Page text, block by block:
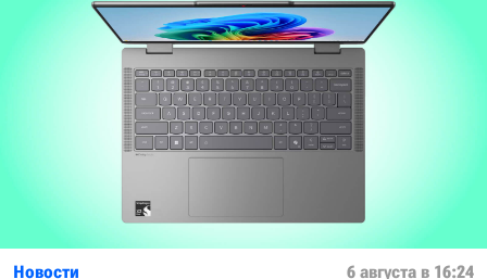
Новости 6 августа в 16:24